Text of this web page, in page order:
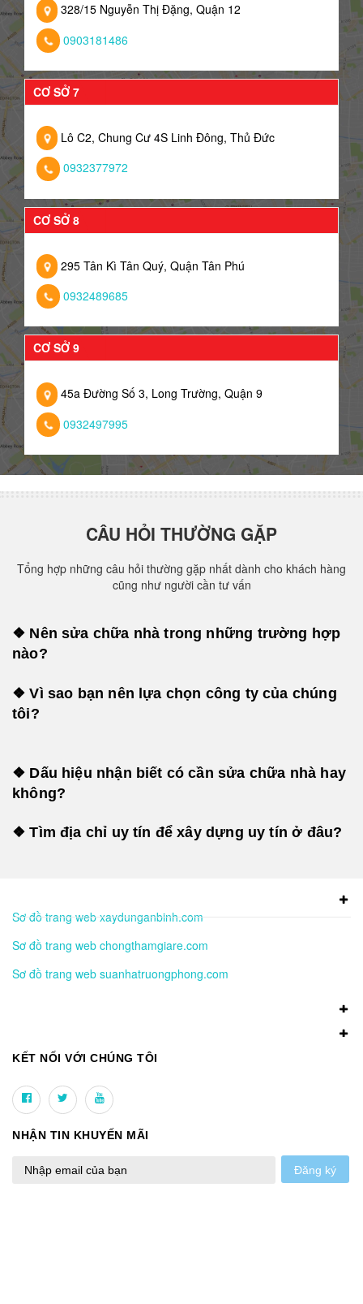
328/15 Nguyễn Thị Đặng, Quận 12
0903181486
CƠ SỞ 7
Lô C2, Chung Cư 4S Linh Đông, Thủ Đức
0932377972
CƠ SỞ 8
295 Tân Kì Tân Quý, Quận Tân Phú
0932489685
CƠ SỞ 9
45a Đường Số 3, Long Trường, Quận 9
0932497995
CÂU HỎI THƯỜNG GẶP
Tổng hợp những câu hỏi thường gặp nhất dành cho khách hàng
cũng như người cần tư vấn
❖ Nên sửa chữa nhà trong những trường hợp
nào?
❖ Vì sao bạn nên lựa chọn công ty của chúng
tôi?
❖ Dấu hiệu nhận biết có cần sửa chữa nhà hay
không?
❖ Tìm địa chỉ uy tín để xây dựng uy tín ở đâu?
Sơ đồ trang web xaydunganbinh.com
Sơ đồ trang web chongthamgiare.com
Sơ đồ trang web suanhatruongphong.com
KẾT NỐI VỚI CHÚNG TÔI
NHẬN TIN KHUYẾN MÃI
Đăng ký